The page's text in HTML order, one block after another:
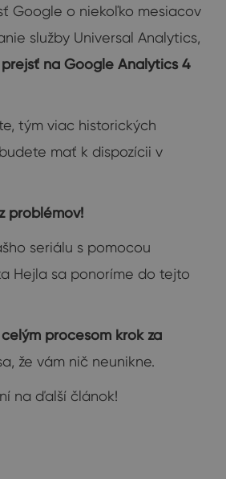
Google o niekoľko mesiacov
služby Universal Analytics,
na Google Analytics 4
tým viac historických
mať k dispozícii v
problémov!
seriálu s pomocou
Hejla sa ponoríme do tejto
procesom krok za
že vám nič neunikne.
na ďalší článok!